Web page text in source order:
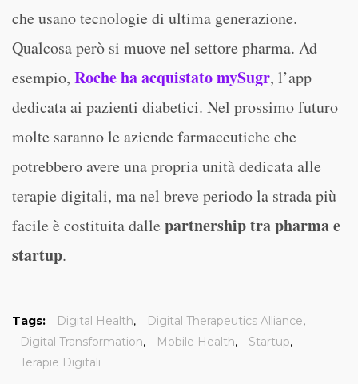
che usano tecnologie di ultima generazione.
Qualcosa però si muove nel settore pharma. Ad
esempio, Roche ha acquistato mySugr, l’app
dedicata ai pazienti diabetici. Nel prossimo futuro
molte saranno le aziende farmaceutiche che
potrebbero avere una propria unità dedicata alle
terapie digitali, ma nel breve periodo la strada più
facile è costituita dalle partnership tra pharma e
startup.
Tags: Digital Health, Digital Therapeutics Alliance,
Digital Transformation, Mobile Health, Startup,
Terapie Digitali